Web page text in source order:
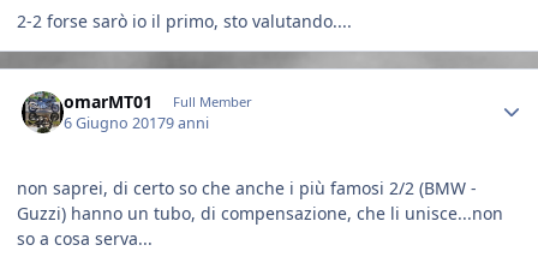
2-2 forse sarò io il primo, sto valutando....
omarMT01 Full Member
6 Giugno 20179 anni
non saprei, di certo so che anche i più famosi 2/2 (BMW -
Guzzi) hanno un tubo, di compensazione, che li unisce...non
so a cosa serva...